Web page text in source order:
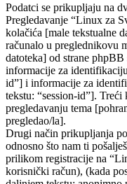
Podatci se prikupljaju na
Pregledavanje “Linux za
kolačića [male tekstualne
računalo u preglednikovu
datoteka] od strane
informacije za
id”] i informacije za
tekstu: “session-id”].
pregledavanju tema
pregledao/la].
Drugi način prikupljanja
odnosno što nam ti
prilikom registracije na
korisnički račun), (kada